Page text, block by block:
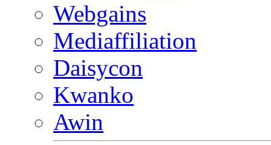
Webgains
Mediaffiliation
Daisycon
Kwanko
Awin